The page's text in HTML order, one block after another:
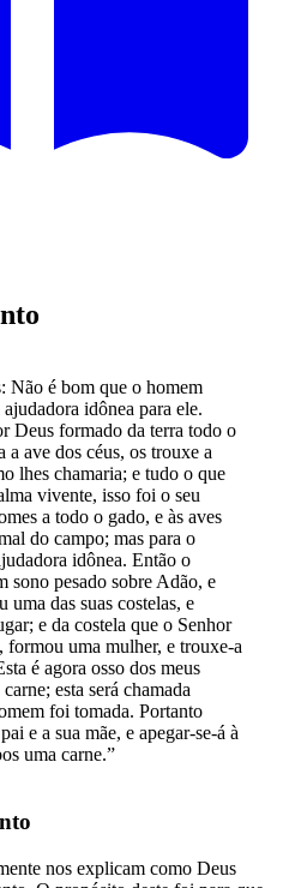
Não é bom que o homem
idônea para ele.
Deus formado da terra todo o
a ave dos céus, os trouxe a
lhes chamaria; e tudo o que
vivente, isso foi o seu
a todo o gado, e às aves
do campo; mas para o
idônea. Então o
sono pesado sobre Adão, e
uma das suas costelas, e
e da costela que o Senhor
formou uma mulher, e trouxe-a
é agora osso dos meus
esta será chamada
foi tomada. Portanto
e a sua mãe, e apegar-se-á à
uma carne.”
nos explicam como Deus